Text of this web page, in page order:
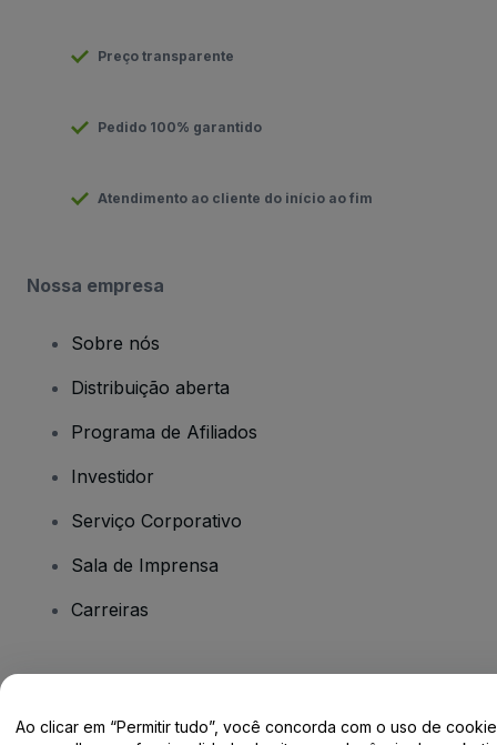
Preço transparente
Pedido 100% garantido
Atendimento ao cliente do início ao fim
Nossa empresa
Sobre nós
Distribuição aberta
Programa de Afiliados
Investidor
Serviço Corporativo
Sala de Imprensa
Carreiras
Ao clicar em “Permitir tudo”, você concorda com o uso de